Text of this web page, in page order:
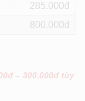
285
800
– 300.000đ tùy